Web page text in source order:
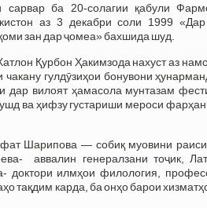
сарвар ба 20-солагии қабули
аз 3 декабри соли 1999
зан дар ҷомеа» бахшида шуд.
Қурбон Ҳакимзода нахуст аз
чакану гулдӯзиҳои бонувони
дар вилоят ҳамасола мунтазам
ва ҳифзу густариши мероси
Шарипова — собиқ муовини
аввалин генералзани тоҷик,
доктори илмҳои филология,
тақдим карда, ба онҳо барои